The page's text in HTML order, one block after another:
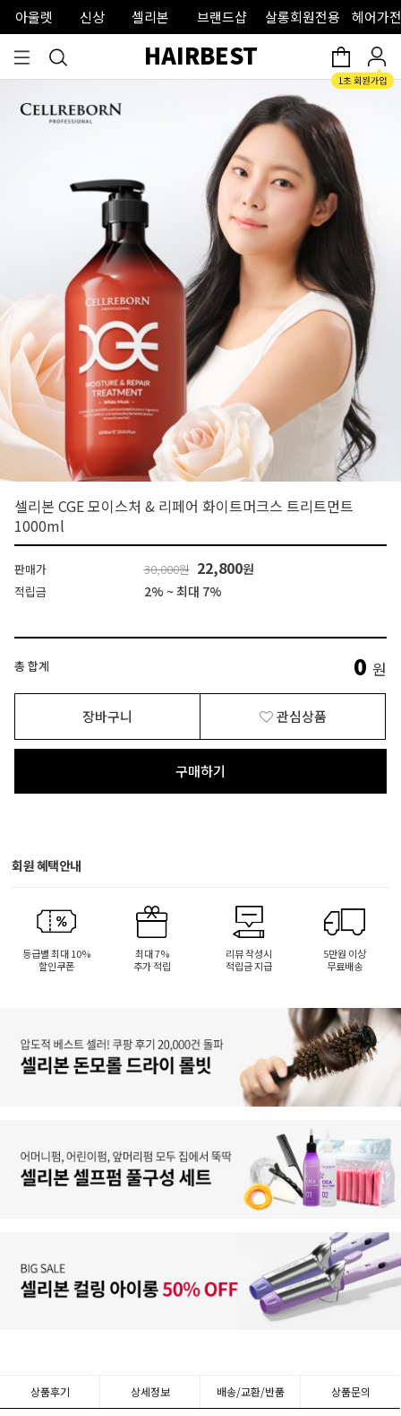
아울렛 신상 셀리본 브랜드샵 살롱회원전용 헤어가
HAIRBEST
셀리본 CGE 모이스처 & 리페어 화이트머크스 트리트먼트
1000ml
판매가 30,000원 22,800원
적립금 2% ~ 최대 7%
총 합계 0 원
장바구니 관심상품
구매하기
회원 혜택안내
등급별 최대 10%
할인쿠폰
최대 7%
추가 적립
리뷰 작성시
적립금 지급
5만원 이상
무료배송
상품후기 상세정보 배송/교환/반품 상품문의